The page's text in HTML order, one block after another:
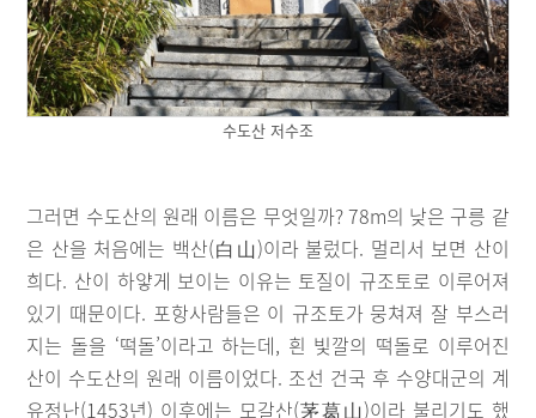
수도산 저수조
그러면 수도산의 원래 이름은 무엇일까? 78m의 낮은 구릉 같
은 산을 처음에는 백산(白山)이라 불렀다. 멀리서 보면 산이
희다. 산이 하얗게 보이는 이유는 토질이 규조토로 이루어져
있기 때문이다. 포항사람들은 이 규조토가 뭉쳐져 잘 부스러
지는 돌을 ‘떡돌’이라고 하는데, 흰 빛깔의 떡돌로 이루어진
산이 수도산의 원래 이름이었다. 조선 건국 후 수양대군의 계
유정난(1453년) 이후에는 모갈산(茅葛山)이라 불리기도 했